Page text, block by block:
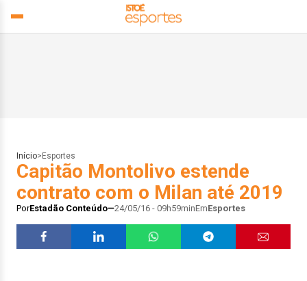
Início> Esportes
Capitão Montolivo estende
contrato com o Milan até 2019
PorEstadão Conteúdo 24/05/16 - 09h59minEmEsportes